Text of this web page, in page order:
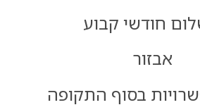
חודשי קבוע
אבזור
בסוף התקופה